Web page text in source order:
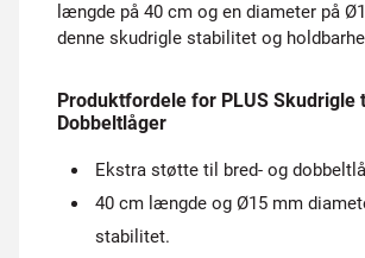
længde på 40 cm og en diameter på
denne skudrigle stabilitet og
Produktfordele for PLUS Skudrigle
Dobbeltlåger
Ekstra støtte til bred- og
40 cm længde og Ø15 mm
stabilitet.